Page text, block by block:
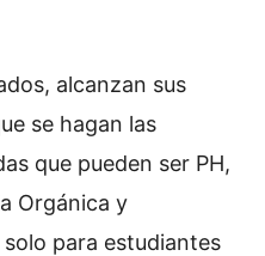
alcanzan sus
se hagan las
que pueden ser PH,
Orgánica y
para estudiantes